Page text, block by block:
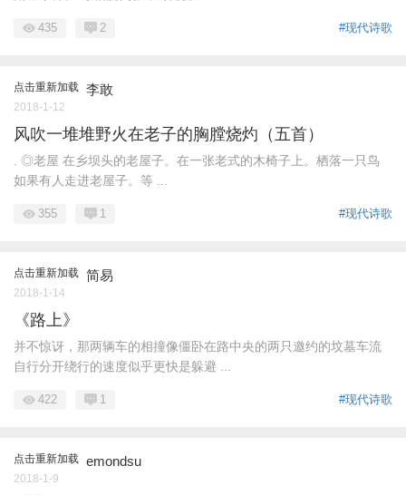
#现代诗歌
435 2
点击重新加载 李敢
2018-1-12
风吹一堆堆野火在老子的胸膛烧灼（五首）
. ◎老屋 在乡坝头的老屋子。在一张老式的木椅子上。栖落一只鸟
如果有人走进老屋子。等 ...
#现代诗歌
355 1
点击重新加载 简易
2018-1-14
《路上》
并不惊讶，那两辆车的相撞像僵卧在路中央的两只邀约的坟墓车流
自行分开绕行的速度似乎更快是躲避 ...
#现代诗歌
422 1
点击重新加载 emondsu
2018-1-9